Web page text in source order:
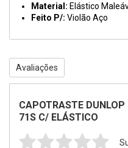
Material: Elástico
Feito P/: Violão Aço
Avaliações
CAPOTRASTE
71S C/ ELÁSTICO